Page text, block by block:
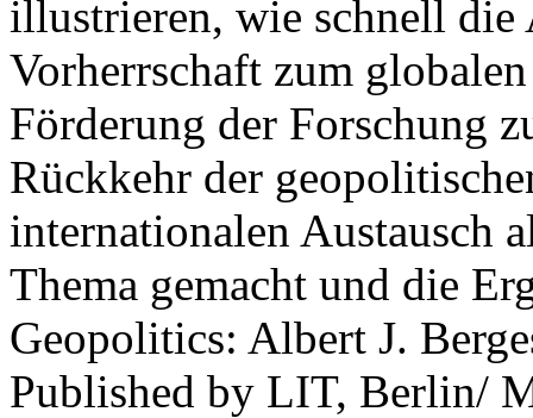
illustrieren, wie schnell die
Vorherrschaft zum
Förderung der Forschung
Rückkehr der
internationalen Austausch
Thema gemacht und die
Geopolitics: Albert J.
Published by LIT, Berlin/